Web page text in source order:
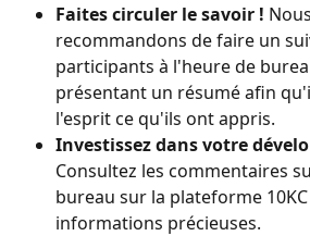
Faites circuler le savoir !
recommandons de faire un
participants à l'heure de
présentant un résumé afin
l'esprit ce qu'ils ont appris.
Investissez dans votre
Consultez les commentaires
bureau sur la plateforme
informations précieuses.